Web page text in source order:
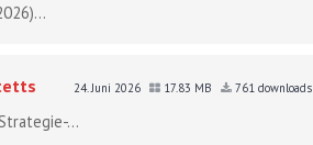
24. Juni 2026 17.83 MB 761 downloads
...